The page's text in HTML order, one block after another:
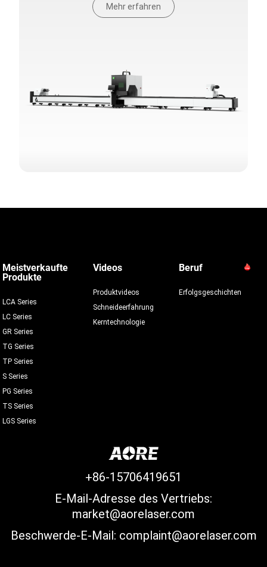
Mehr erfahren
Meistverkaufte
Produkte
LCA Series
LC Series
GR Series
TG Series
TP Series
S Series
PG Series
TS Series
LGS Series
Videos
Produktvideos
Schneideerfahrung
Kerntechnologie
Beruf
Erfolgsgeschichten
+86-15706419651
E-Mail-Adresse des Vertriebs:
market@aorelaser.com
Beschwerde-E-Mail: complaint@aorelaser.com